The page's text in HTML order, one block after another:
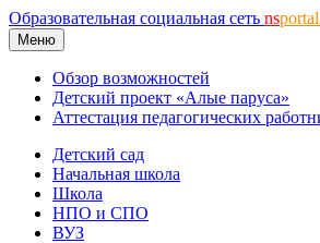
Образовательная социальная сеть ns
Меню
Обзор возможностей
Детский проект «Алые паруса»
Аттестация педагогических
Детский сад
Начальная школа
Школа
НПО и СПО
ВУЗ